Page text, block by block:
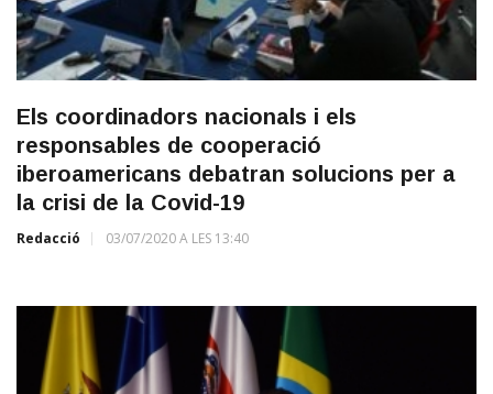
Els coordinadors nacionals i els
responsables de cooperació
iberoamericans debatran solucions per a
la crisi de la Covid-19
Redacció 03/07/2020 A LES 13:40